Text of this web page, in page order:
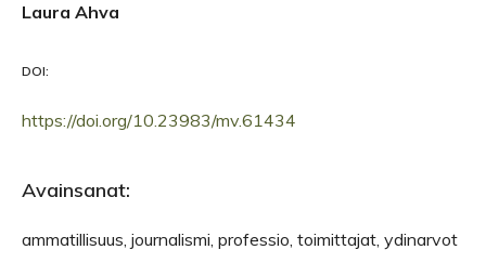
Laura Ahva
DOI:
https://doi.org/10.23983/mv.61434
Avainsanat:
ammatillisuus, journalismi, professio, toimittajat, ydinarvot